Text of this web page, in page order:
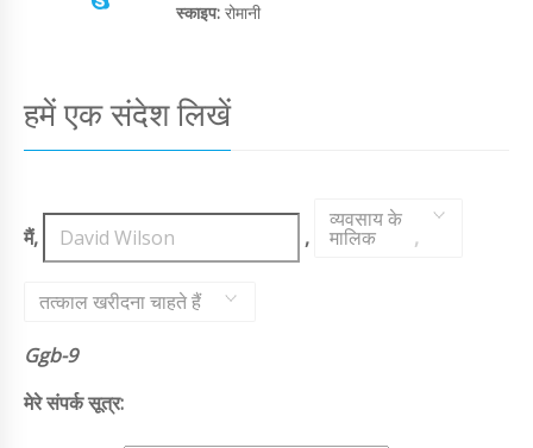
स्काइप: रोमानी
हमें एक संदेश लिखें
मैं, ,
व्यवसाय के
मालिक ,
तत्काल खरीदना चाहते हैं
Ggb-9
मेरे संपर्क सूत्र: